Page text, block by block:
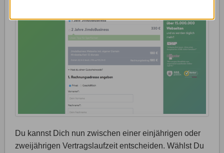
Du kannst Dich nun zwischen einer einjährigen oder
zweijährigen Vertragslaufzeit entscheiden. Wählst Du